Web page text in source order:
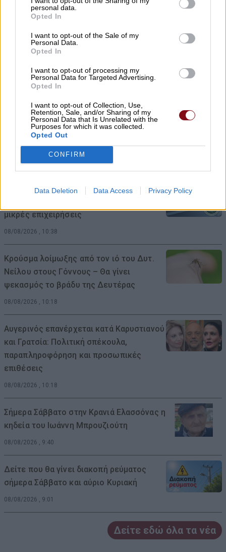
personal data.
Opted In
I want to opt-out of the Sale of my
Personal Data.
Opted In
I want to opt-out of processing my
Personal Data for Targeted Advertising.
Opted In
I want to opt-out of Collection, Use,
Retention, Sale, and/or Sharing of my
Personal Data that Is Unrelated with the
Purposes for which it was collected.
Opted Out
CONFIRM
Data Deletion Data Access Privacy Policy
Χρ. Καπετάνος: «Ένα αίτημα 25 ετών
γίνεται πράξη. Εξασφαλίστηκε η
χρηματοδότηση 1,2 εκατ. € για το
08/08/2026 , 10:53
«Πόσα θέλεις για το κορίτσι;»: Τουρίστας
στην Κρήτη ζητά… τιμή για να ασελγήσει
σε ανήλικη, τι καταγγέλλει ο ιδιοκτήτης
επιχείρησης
08/08/2026 , 10:39
ΣΥΦΩΕΛ: Χάθηκαν 153,74 εκατ. € για τις
μικρές επιχειρήσεις
08/08/2026 , 10:38
Κρούσμα λοίμωξης από τον ιό του Δυτ.
Νείλου στους Γόννους – Θα γίνει
ψεκασμός το βράδυ της Δευτέρας
08/08/2026 , 10:18
Αυγερινός επανέρχεται κατά Καρυστιανού
και Γρατσία: Πολιτική σπέκουλα,
παραπληροφόρηση και προσωπικές
επιθέσεις
08/08/2026 , 10:18
Σήμερα Σάββατο στην Κρανιά Ελασσόνας η
κηδεία του Ιωάννη Μπρουζιούτη
08/08/2026 , 9:40
Δείτε που θα γίνει διακοπή ρεύματος
σήμερα Σάββατο και αύριο Κυριακή
08/08/2026 , 9:01
Δείτε εδώ όλα τα νέα